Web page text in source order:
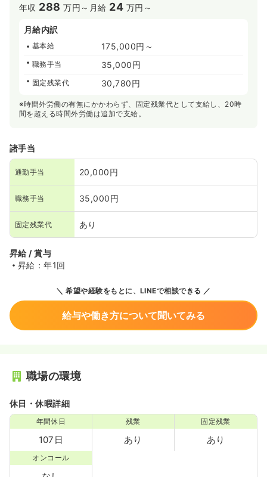
年収 288 万円～ 月給 24 万円～
月給内訳
基本給 175,000円～
職務手当 35,000円
固定残業代 30,780円
※時間外労働の有無にかかわらず、固定残業代として支給し、20時
間を超える時間外労働は追加で支給。
諸手当
通勤手当 20,000円
職務手当 35,000円
固定残業代 あり
昇給 / 賞与
昇給：年1回
希望や経験をもとに、LINEで相談できる
給与や働き方について聞いてみる
職場の環境
休日・休暇詳細
年間休日
107日
残業
あり
固定残業
あり
オンコール